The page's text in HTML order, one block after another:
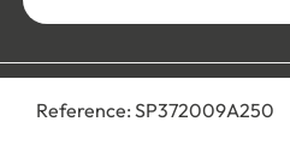
Reference: SP372009A250
Personnaliser les cookies